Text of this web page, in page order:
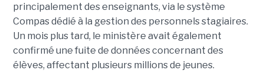
principalement des enseignants, via le système
Compas dédié à la gestion des personnels stagiaires.
Un mois plus tard, le ministère avait également
confirmé une fuite de données concernant des
élèves, affectant plusieurs millions de jeunes.